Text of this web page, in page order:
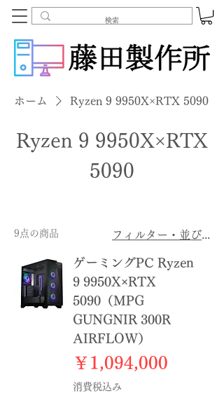
ホーム Ryzen 9 9950X×RTX 5090
Ryzen 9 9950X×RTX
5090
9点の商品 フィルター・並び替え
ゲーミングPC Ryzen
9 9950X×RTX
5090（MPG
GUNGNIR 300R
AIRFLOW）
価格
￥1,094,000
消費税込み